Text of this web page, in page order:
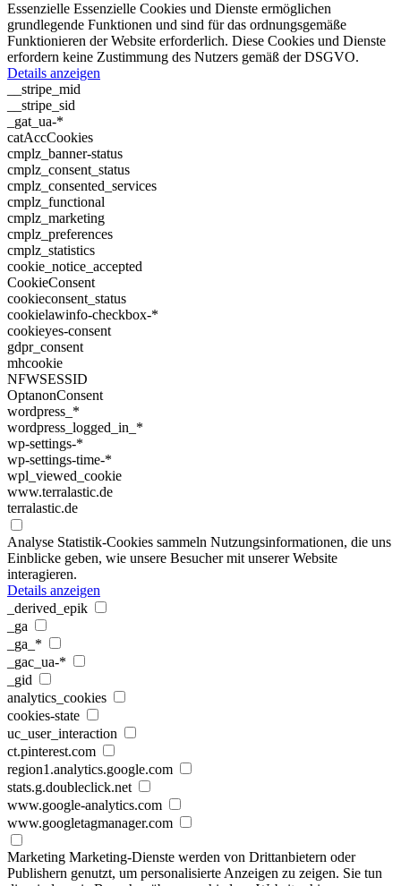
Essenzielle Essenzielle Cookies und Dienste ermöglichen
grundlegende Funktionen und sind für das ordnungsgemäße
Funktionieren der Website erforderlich. Diese Cookies und Dienste
erfordern keine Zustimmung des Nutzers gemäß der DSGVO.
Details anzeigen
__stripe_mid
__stripe_sid
_gat_ua-*
catAccCookies
cmplz_banner-status
cmplz_consent_status
cmplz_consented_services
cmplz_functional
cmplz_marketing
cmplz_preferences
cmplz_statistics
cookie_notice_accepted
CookieConsent
cookieconsent_status
cookielawinfo-checkbox-*
cookieyes-consent
gdpr_consent
mhcookie
NFWSESSID
OptanonConsent
wordpress_*
wordpress_logged_in_*
wp-settings-*
wp-settings-time-*
wpl_viewed_cookie
www.terralastic.de
terralastic.de
Analyse Statistik-Cookies sammeln Nutzungsinformationen, die uns
Einblicke geben, wie unsere Besucher mit unserer Website
interagieren.
Details anzeigen
_derived_epik
_ga
_ga_*
_gac_ua-*
_gid
analytics_cookies
cookies-state
uc_user_interaction
ct.pinterest.com
region1.analytics.google.com
stats.g.doubleclick.net
www.google-analytics.com
www.googletagmanager.com
Marketing Marketing-Dienste werden von Drittanbietern oder
Publishern genutzt, um personalisierte Anzeigen zu zeigen. Sie tun